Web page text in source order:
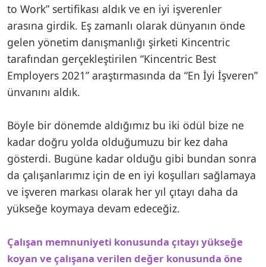
to Work” sertifikası aldık ve en iyi işverenler
arasına girdik. Eş zamanlı olarak dünyanın önde
gelen yönetim danışmanlığı şirketi Kincentric
tarafından gerçekleştirilen “Kincentric Best
Employers 2021” araştırmasında da “En İyi İşveren”
ünvanını aldık.
Böyle bir dönemde aldığımız bu iki ödül bize ne
kadar doğru yolda olduğumuzu bir kez daha
gösterdi. Bugüne kadar olduğu gibi bundan sonra
da çalışanlarımız için de en iyi koşulları sağlamaya
ve işveren markası olarak her yıl çıtayı daha da
yükseğe koymaya devam edeceğiz.
Çalışan memnuniyeti konusunda çıtayı yükseğe
koyan ve çalışana verilen değer konusunda öne